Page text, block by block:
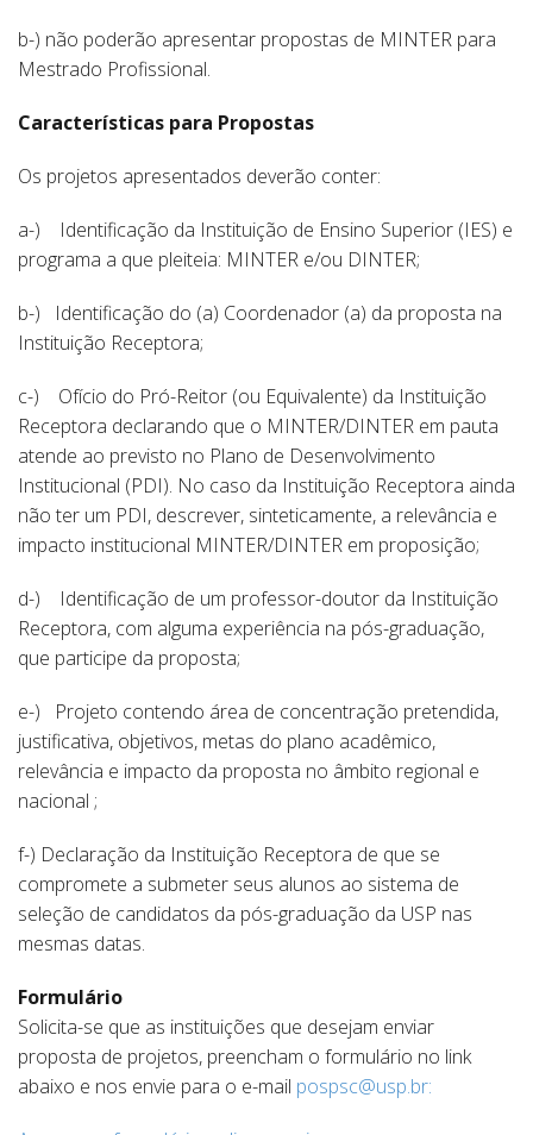
b-) não poderão apresentar propostas de MINTER para
Mestrado Profissional.
Características para Propostas
Os projetos apresentados deverão conter:
a-) Identificação da Instituição de Ensino Superior (IES) e
programa a que pleiteia: MINTER e/ou DINTER;
b-) Identificação do (a) Coordenador (a) da proposta na
Instituição Receptora;
c-) Ofício do Pró-Reitor (ou Equivalente) da Instituição
Receptora declarando que o MINTER/DINTER em pauta
atende ao previsto no Plano de Desenvolvimento
Institucional (PDI). No caso da Instituição Receptora ainda
não ter um PDI, descrever, sinteticamente, a relevância e
impacto institucional MINTER/DINTER em proposição;
d-) Identificação de um professor-doutor da Instituição
Receptora, com alguma experiência na pós-graduação,
que participe da proposta;
e-) Projeto contendo área de concentração pretendida,
justificativa, objetivos, metas do plano acadêmico,
relevância e impacto da proposta no âmbito regional e
nacional ;
f-) Declaração da Instituição Receptora de que se
compromete a submeter seus alunos ao sistema de
seleção de candidatos da pós-graduação da USP nas
mesmas datas.
Formulário
Solicita-se que as instituições que desejam enviar
proposta de projetos, preencham o formulário no link
abaixo e nos envie para o e-mail pospsc@usp.br: